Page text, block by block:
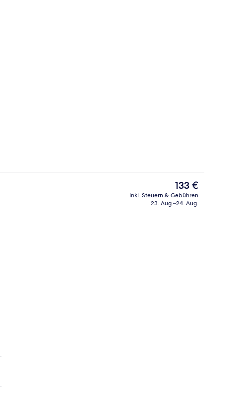
Basic-Vierbettzimmer | Minibar,
Der
aktuelle
Preis
133 €
inkl. Steuern & Gebühren
23. Aug.–24. Aug.